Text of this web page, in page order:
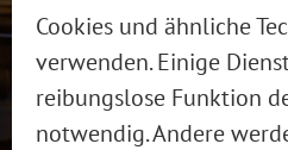
MADAME WIESN
Cookies und ähnliche
verwenden. Einige
reibungslose Funktion
notwendig. Andere